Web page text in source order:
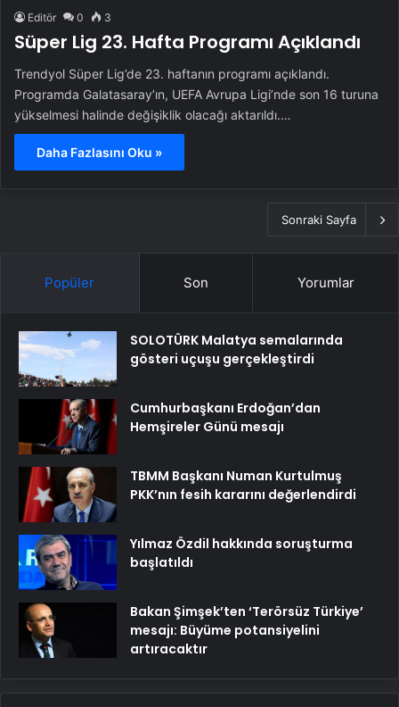
Editör 0 3
Süper Lig 23. Hafta Programı Açıklandı
Trendyol Süper Lig’de 23. haftanın programı açıklandı.
Programda Galatasaray’ın, UEFA Avrupa Ligi’nde son 16 turuna
yükselmesi halinde değişiklik olacağı aktarıldı.…
Daha Fazlasını Oku »
Sonraki Sayfa
Popüler Son Yorumlar
SOLOTÜRK Malatya semalarında
gösteri uçuşu gerçekleştirdi
Cumhurbaşkanı Erdoğan’dan
Hemşireler Günü mesajı
TBMM Başkanı Numan Kurtulmuş
PKK’nın fesih kararını değerlendirdi
Yılmaz Özdil hakkında soruşturma
başlatıldı
Bakan Şimşek’ten ‘Terörsüz Türkiye’
mesajı: Büyüme potansiyelini
artıracaktır